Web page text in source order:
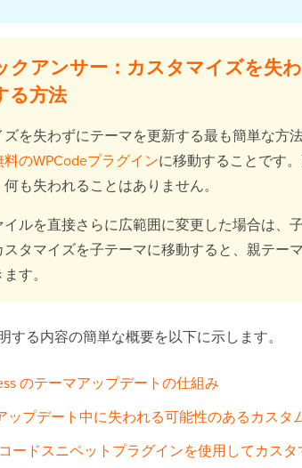
クアンサー：カスタマイズを失
る方法
ズを失わずにテーマを更新する最も簡単な方
料のWPCodeプラグインに移動することです
も失われることはありません。
イルを直接さらに広範囲に変更した場合は、
スタマイズを子テーマに移動すると、親テー
す。
する内容の簡単な概要を以下に示します。
のテーマアップデートの仕組み
ップデート中に失われる可能性のあるカスタ
ードスニペットプラグインを使用してカスタ